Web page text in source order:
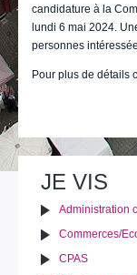
candidature à la
lundi 6 mai 2024.
personnes
Pour plus de détails
JE VIS
Administration
Commerces/
CPAS